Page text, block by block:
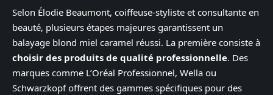
Selon Élodie Beaumont, coiffeuse-styliste et consultante en
beauté, plusieurs étapes majeures garantissent un
balayage blond miel caramel réussi. La première consiste à
choisir des produits de qualité professionnelle. Des
marques comme L’Oréal Professionnel, Wella ou
Schwarzkopf offrent des gammes spécifiques pour des